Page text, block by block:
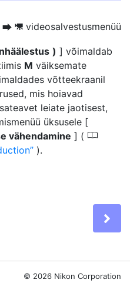
U 1 videosalvestusmenüü
) ] võimaldab
M väiksemate
võtteekraanil
mis hoiavad
leiate jaotisest,
üksusele [
vähendamine ] ( 0
).
© 2026 Nikon Corporation